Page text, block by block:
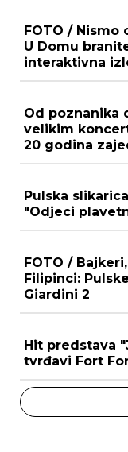
FOTO /
U Domu
interaktivna
Od poznanika
velikim
20 godina
Pulska
"Odjeci
FOTO /
Filipinci:
Giardini 2
Hit predstava
tvrđavi Fort